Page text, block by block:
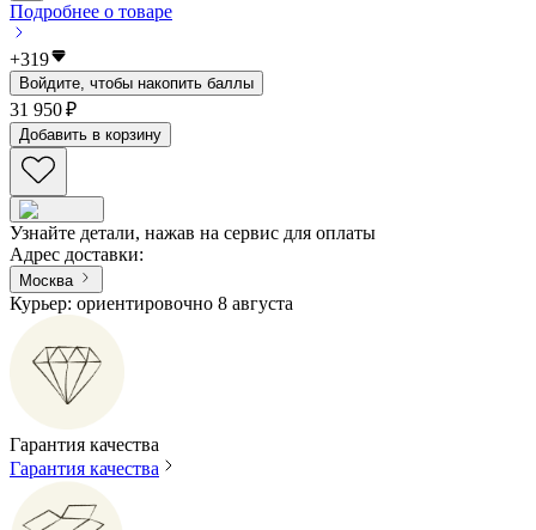
Подробнее о товаре
+319
Войдите, чтобы накопить баллы
31 950 ₽
Добавить в корзину
Узнайте детали, нажав на сервис для оплаты
Адрес доставки:
Москва
Курьер: ориентировочно 8 августа
Гарантия качества
Гарантия качества